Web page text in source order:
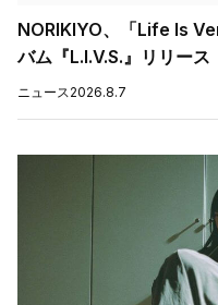
NORIKIYO、「Life Is
バム『L.I.V.S.』リリース
ニュース2026.8.7